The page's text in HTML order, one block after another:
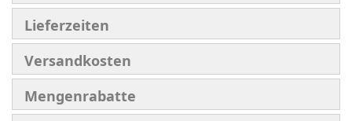
Lieferzeiten
Versandkosten
Mengenrabatte